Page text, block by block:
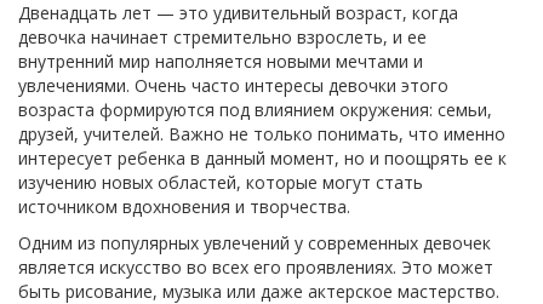
Двенадцать лет — это удивительный возраст, когда
девочка начинает стремительно взрослеть, и ее
внутренний мир наполняется новыми мечтами и
увлечениями. Очень часто интересы девочки этого
возраста формируются под влиянием окружения: семьи,
друзей, учителей. Важно не только понимать, что именно
интересует ребенка в данный момент, но и поощрять ее к
изучению новых областей, которые могут стать
источником вдохновения и творчества.
Одним из популярных увлечений у современных девочек
является искусство во всех его проявлениях. Это может
быть рисование, музыка или даже актерское мастерство.